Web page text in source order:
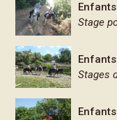
Stage
Stages